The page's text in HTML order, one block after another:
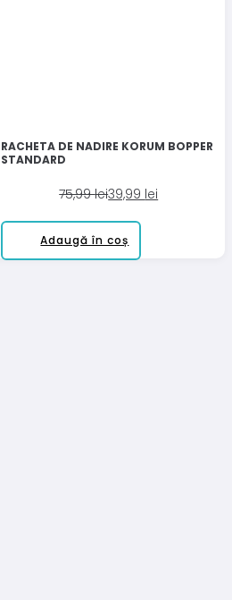
RACHETA DE NADIRE KORUM BOPPER
STANDARD
75,99leiPrețul
fost:
39,99 lei
Prețul
39,99 lei.
Adaugă în coș